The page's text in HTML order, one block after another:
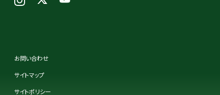
お問い合わせ
サイトマップ
サイトポリシー